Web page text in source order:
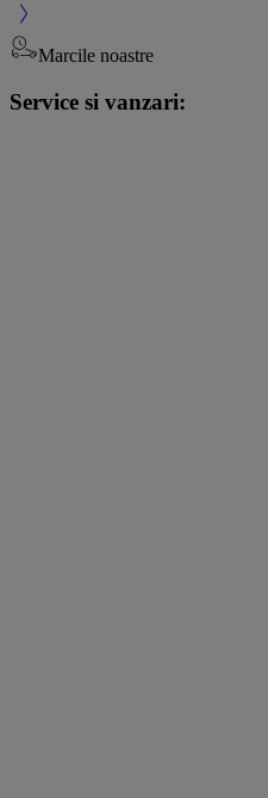
Marcile noastre
Service si vanzari: